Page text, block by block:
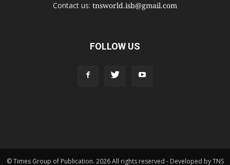
Contact us: tnsworld.isb@gmail.com
FOLLOW US
© Times Group of Publication. 2026 All rights reserved - Developed by TNS